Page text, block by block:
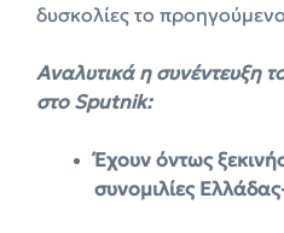
δυσκολίες το
Αναλυτικά η συνέντευξη
στο Sputnik:
Έχουν όντως
συνομιλίες